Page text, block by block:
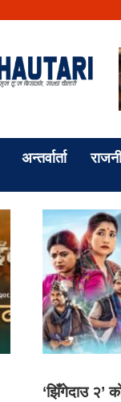
अन्तर्वार्ता
‘झिँगेदाउ २’